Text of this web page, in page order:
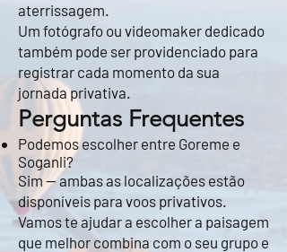
aterrissagem.
Um fotógrafo ou videomaker dedicado
também pode ser providenciado para
registrar cada momento da sua
jornada privativa.
Perguntas Frequentes
Podemos escolher entre Goreme e
Soganli?
Sim — ambas as localizações estão
disponíveis para voos privativos.
Vamos te ajudar a escolher a paisagem
que melhor combina com o seu grupo e